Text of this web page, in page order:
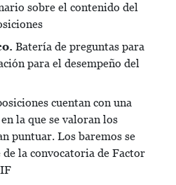
sobre el contenido del
Batería de preguntas para
para el desempeño del
cuentan con una
la que se valoran los
puntuar. Los baremos se
de la convocatoria de Factor